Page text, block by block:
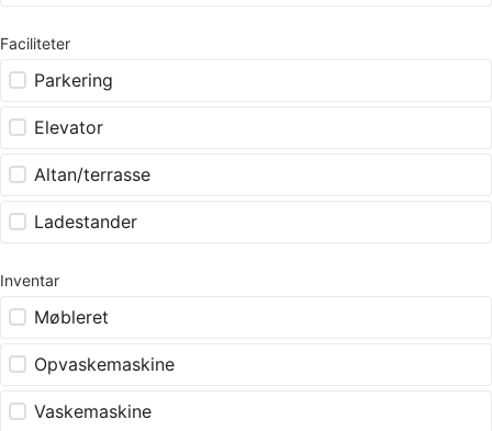
Faciliteter
Parkering
Elevator
Altan/terrasse
Ladestander
Inventar
Møbleret
Opvaskemaskine
Vaskemaskine